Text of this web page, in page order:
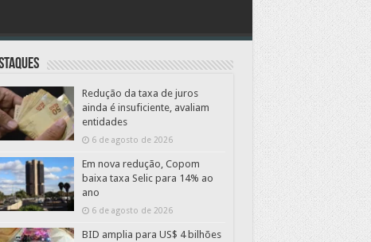
Redução da taxa de juros
ainda é insuficiente, avaliam
entidades
6 de agosto de 2026
Em nova redução, Copom
baixa taxa Selic para 14% ao
ano
6 de agosto de 2026
BID amplia para US$ 4 bilhões